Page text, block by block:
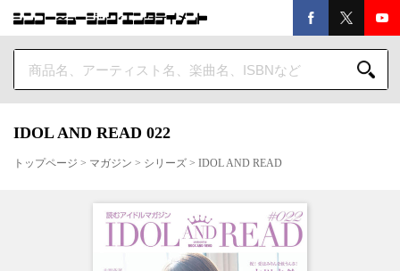
IDOL AND READ 022
トップページ > マガジン > シリーズ > IDOL AND READ